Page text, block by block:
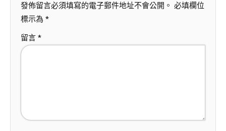
發佈留言必須填寫的電子郵件地址不會公開。 必填欄位
標示為 *
留言 *